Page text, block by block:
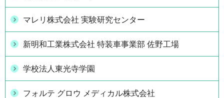
マレリ株式会社 実験研究センター
新明和工業株式会社 特装車事業部 佐野工場
学校法人東光寺学園
フォルテ グロウ メディカル株式会社